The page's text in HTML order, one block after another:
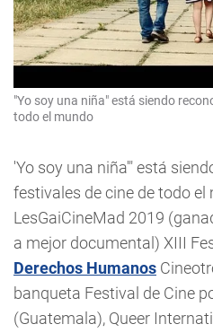
"Yo soy una niña" está siendo
todo el mundo
'Yo soy una niña'" está
festivales de cine de todo el
LesGaiCineMad 2019
a mejor documental) XIII
Derechos Humanos
banqueta Festival de Cine
(Guatemala), Queer